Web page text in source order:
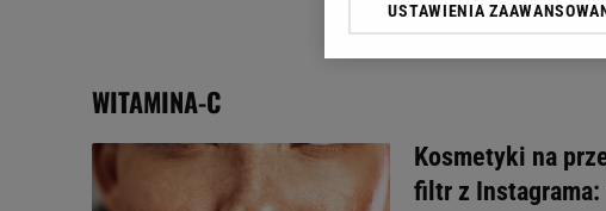
WITAMINA-C
Kosmetyki na
filtr z Instagrama:
Klikając „Akceptuję” wyrażasz
My, nasi Zaufani Partnerzy i
Użycie dokładnych danych
USTAWIENIA